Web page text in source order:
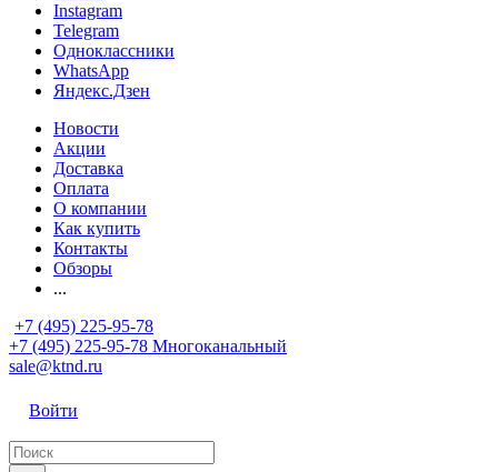
Instagram
Telegram
Одноклассники
WhatsApp
Яндекс.Дзен
Новости
Акции
Доставка
Оплата
О компании
Как купить
Контакты
Обзоры
...
+7 (495) 225-95-78
+7 (495) 225-95-78 Многоканальный
sale@ktnd.ru
Войти